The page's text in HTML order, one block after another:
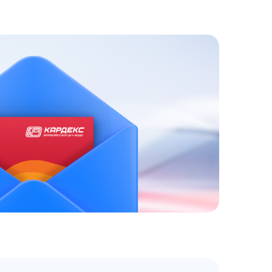
ЗАКАЗАТЬ
ЗВОНОК